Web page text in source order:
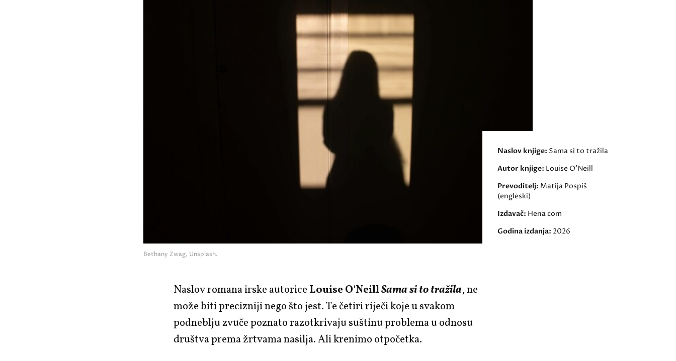
Bethany Zwag, Unsplash.
Naslov knjige: Sama si to tražila
Autor knjige: Louise O’Neill
Prevoditelj: Matija Pospiš
(engleski)
Izdavač: Hena com
Godina izdanja: 2026
Naslov romana irske autorice Louise O'NeillSama si to tražila, ne
može biti precizniji nego što jest. Te četiri riječi koje u svakom
podneblju zvuče poznato razotkrivaju suštinu problema u odnosu
društva prema žrtvama nasilja. Ali krenimo otpočetka.